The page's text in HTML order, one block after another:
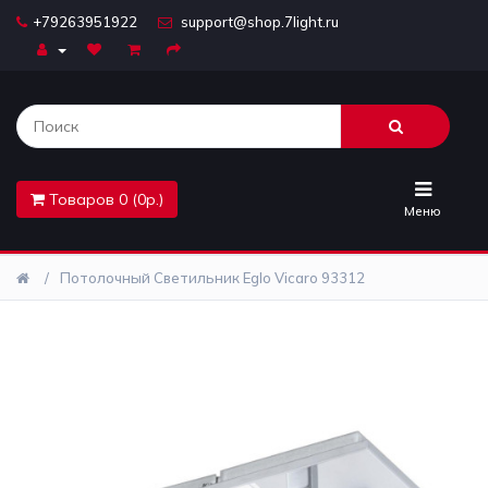
+79263951922 support@shop.7light.ru
Товаров 0 (0р.)
Меню
Комплектующие
Лайтбоксы
Потолочный Светильник Eglo Vicaro 93312